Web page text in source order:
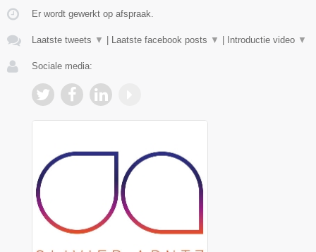
Er wordt gewerkt op afspraak.
Laatste tweets ▼ Laatste facebook posts ▼ Introductie video ▼
Sociale media: